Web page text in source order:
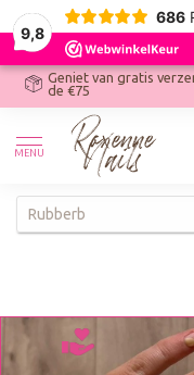
9,8
686
Geniet van gratis
de €75
MENU